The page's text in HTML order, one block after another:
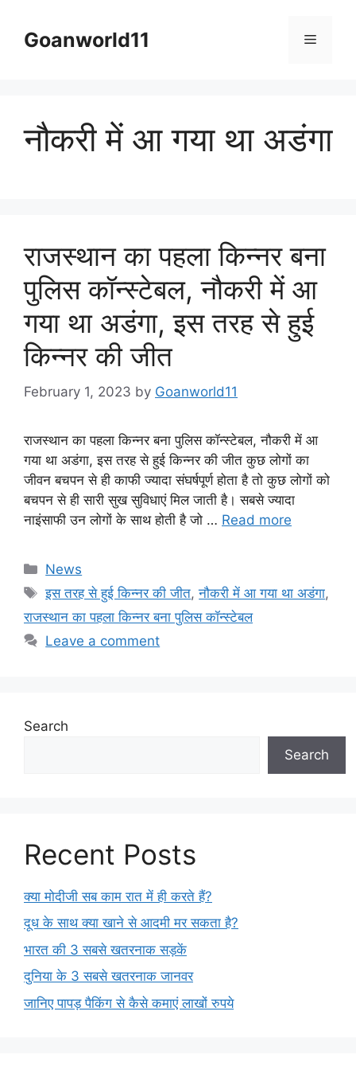
contentGoanworld11 Menu
नौकरी में आ गया था अडंगा
राजस्थान का पहला किन्नर बना
पुलिस कॉन्स्टेबल, नौकरी में आ
गया था अडंगा, इस तरह से हुई
किन्नर की जीत
February 1, 2023 by Goanworld11
राजस्थान का पहला किन्नर बना पुलिस कॉन्स्टेबल, नौकरी में आ
गया था अडंगा, इस तरह से हुई किन्नर की जीत कुछ लोगों का
जीवन बचपन से ही काफी ज्यादा संघर्षपूर्ण होता है तो कुछ लोगों को
बचपन से ही सारी सुख सुविधाएं मिल जाती है। सबसे ज्यादा
नाइंसाफी उन लोगों के साथ होती है जो … Read more
Categories
News
Tags
इस तरह से हुई किन्नर की जीत,नौकरी में आ गया था अडंगा,
राजस्थान का पहला किन्नर बना पुलिस कॉन्स्टेबल
Leave a comment
Search
Search
Recent Posts
क्या मोदीजी सब काम रात में ही करते हैं?
दूध के साथ क्या खाने से आदमी मर सकता है?
भारत की 3 सबसे खतरनाक सड़कें
दुनिया के 3 सबसे खतरनाक जानवर
जानिए पापड़ पैकिंग से कैसे कमाएं लाखों रुपये